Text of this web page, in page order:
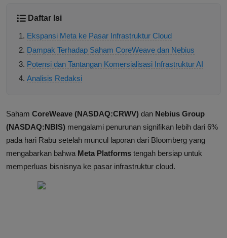
Daftar Isi
Ekspansi Meta ke Pasar Infrastruktur Cloud
Dampak Terhadap Saham CoreWeave dan Nebius
Potensi dan Tantangan Komersialisasi Infrastruktur AI
Analisis Redaksi
Saham CoreWeave (NASDAQ:CRWV) dan Nebius Group
(NASDAQ:NBIS) mengalami penurunan signifikan lebih dari 6%
pada hari Rabu setelah muncul laporan dari Bloomberg yang
mengabarkan bahwa Meta Platforms tengah bersiap untuk
memperluas bisnisnya ke pasar infrastruktur cloud.